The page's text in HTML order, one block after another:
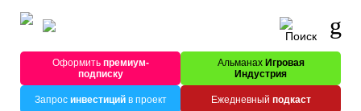
Оформитьпремиум-
подписку
Альманах Игровая
Индустрия
Запрос инвестицийв проект Ежедневный подкаст